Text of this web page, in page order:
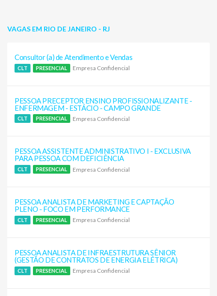
VAGAS EM RIO DE JANEIRO - RJ
Consultor (a) de Atendimento e Vendas
CLT PRESENCIAL Empresa Confidencial
PESSOA PRECEPTOR ENSINO PROFISSIONALIZANTE -
ENFERMAGEM - ESTÁCIO - CAMPO GRANDE
CLT PRESENCIAL Empresa Confidencial
PESSOA ASSISTENTE ADMINISTRATIVO I - EXCLUSIVA
PARA PESSOA COM DEFICIÊNCIA
CLT PRESENCIAL Empresa Confidencial
PESSOA ANALISTA DE MARKETING E CAPTAÇÃO
PLENO - FOCO EM PERFORMANCE
CLT PRESENCIAL Empresa Confidencial
PESSOA ANALISTA DE INFRAESTRUTURA SÊNIOR
(GESTÃO DE CONTRATOS DE ENERGIA ELÉTRICA)
CLT PRESENCIAL Empresa Confidencial